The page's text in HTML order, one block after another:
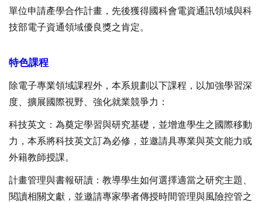
單位申請產學合作計畫，先後獲得國科會電資通訊領域與科
技部電子資通領域優良獎之肯定。
特色課程
除電子專業領域課程外，本系規劃以下課程，以加強學習深
度、擴展國際視野、強化就業競爭力：
科技英文：為奠定學習與研究基礎，並增進學生之國際移動
力，本系將科技英文訂為必修，並邀請具專業與英文能力或
外籍教師授課。
計畫管理與書報研讀：教導學生如何選擇適當之研究主題、
閱讀相關文獻，並邀請專家學者傳授時間管理與風險控管之